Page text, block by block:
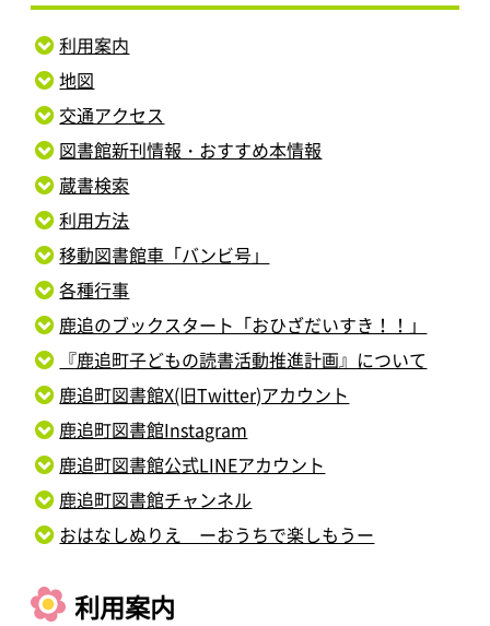
利用案内
地図
交通アクセス
図書館新刊情報・おすすめ本情報
蔵書検索
利用方法
移動図書館車「バンビ号」
各種行事
鹿追のブックスタート「おひざだいすき！！」
『鹿追町子どもの読書活動推進計画』について
鹿追町図書館X(旧Twitter)アカウント
鹿追町図書館Instagram
鹿追町図書館公式LINEアカウント
鹿追町図書館チャンネル
おはなしぬりえ ーおうちで楽しもうー
利用案内